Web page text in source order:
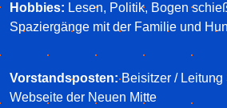
Hobbies: Lesen, Politik, Bogen
Spaziergänge mit der Familie und
Vorstandsposten:Beisitzer / Leitung
Webseite der Neuen Mitte